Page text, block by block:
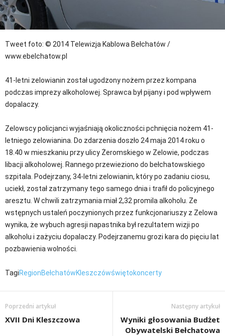
Tweet foto: © 2014 Telewizja Kablowa Bełchatów /
www.ebelchatow.pl
41-letni zelowianin został ugodzony nożem przez kompana
podczas imprezy alkoholowej. Sprawca był pijany i pod wpływem
dopalaczy.
Zelowscy policjanci wyjaśniają okoliczności pchnięcia nożem 41-
letniego zelowianina. Do zdarzenia doszło 24 maja 2014 roku o
18.40 w mieszkaniu przy ulicy Żeromskiego w Zelowie, podczas
libacji alkoholowej. Rannego przewieziono do bełchatowskiego
szpitala. Podejrzany, 34-letni zelowianin, który po zadaniu ciosu,
uciekł, został zatrzymany tego samego dnia i trafił do policyjnego
aresztu. W chwili zatrzymania miał 2,32 promila alkoholu. Ze
wstępnych ustaleń poczynionych przez funkcjonariuszy z Zelowa
wynika, że wybuch agresji napastnika był rezultatem wizji po
alkoholu i zażyciu dopalaczy. Podejrzanemu grozi kara do pięciu lat
pozbawienia wolności.
TagiRegionBełchatówKleszczówświętokoncerty
Poprzedni artykuł
XVII Dni Kleszczowa
Następny artykuł
Wyniki głosowania Budżet
Obywatelski Bełchatowa